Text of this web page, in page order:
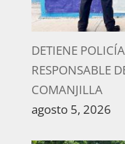
DETIENE
RESPONSABLE
COMANJILLA
agosto 5, 2026